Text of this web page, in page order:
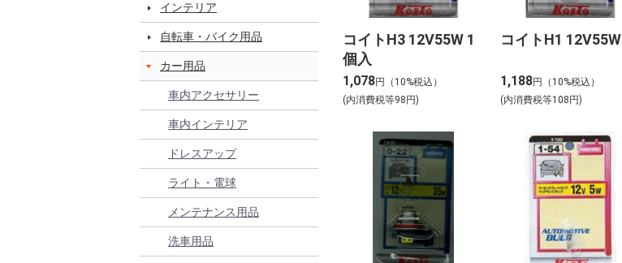
インテリア
自転車・バイク用品
カー用品
車内アクセサリー
車内インテリア
ドレスアップ
ライト・電球
メンテナンス用品
洗車用品
コイトH3 12V55W 1
個入
1,078円（10%税込）
(内消費税等98円)
コイトH1 12V55W
1,188円（10%税込）
(内消費税等108円)